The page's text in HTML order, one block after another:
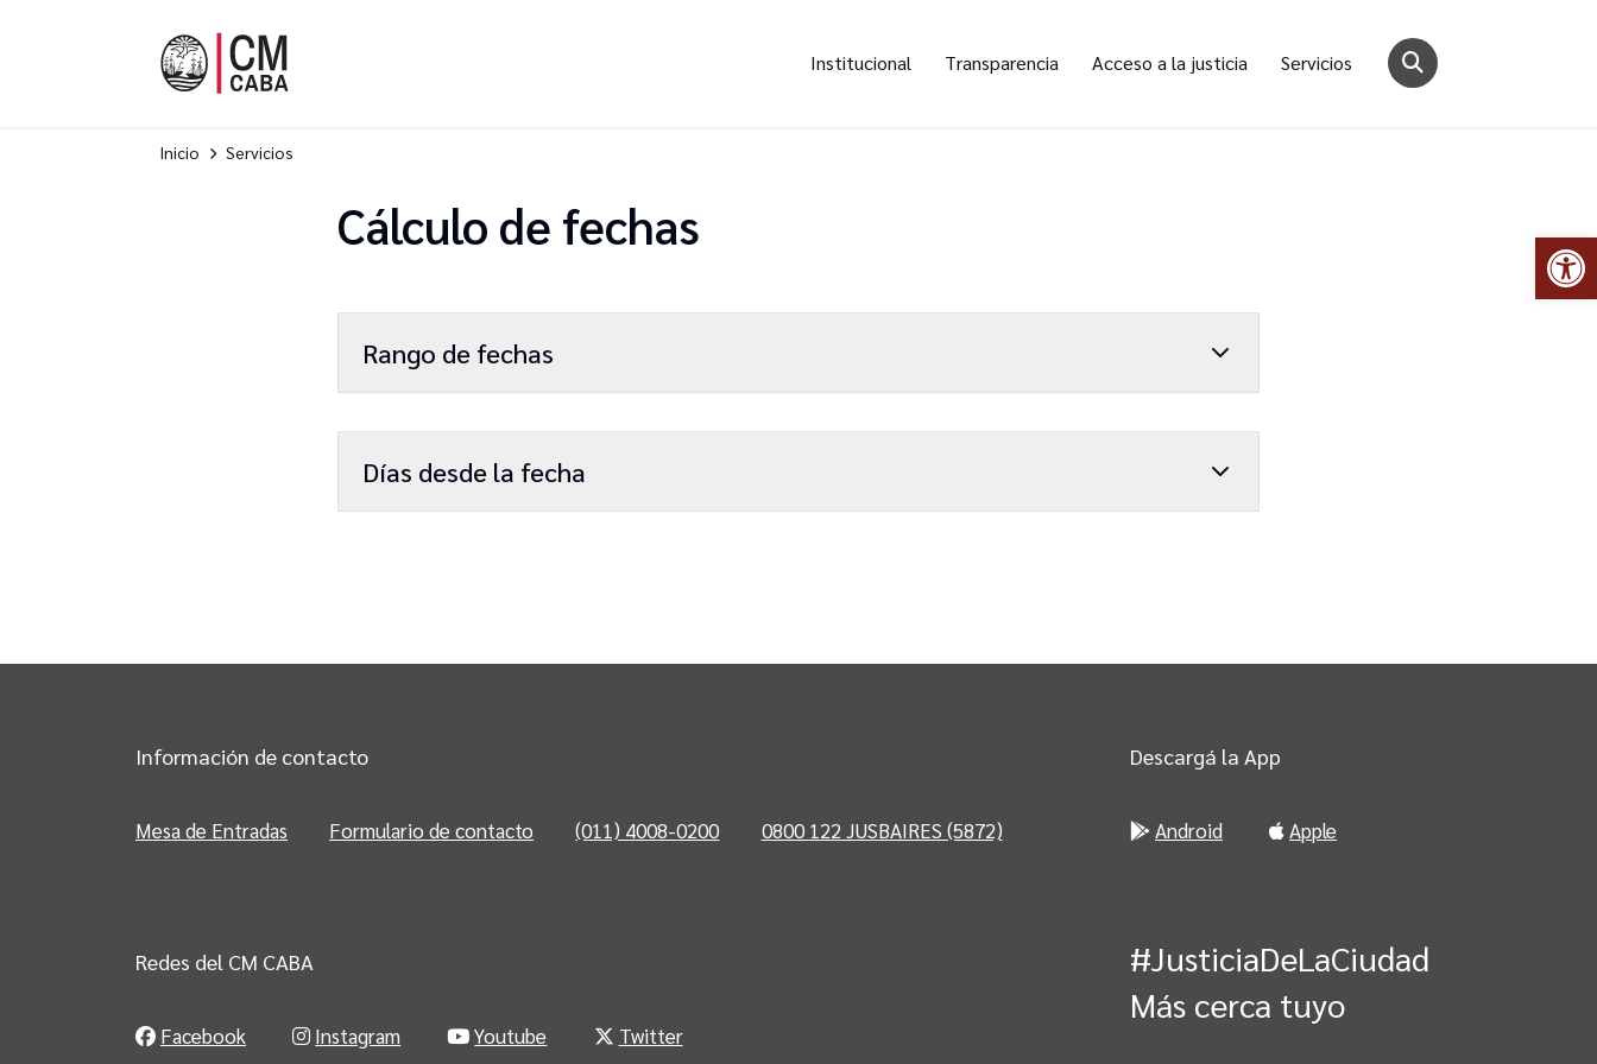
Institucional Transparencia Acceso a la justicia Servicios
Inicio Servicios
Cálculo de fechas
Rango de fechas
Días desde la fecha
Información de contacto
Mesa de Entradas Formulario de contacto (011) 4008-0200 0800 122 JUSBAIRES (5872)
Descargá la App
Android Apple
Redes del CM CABA
Facebook Instagram Youtube Twitter
#JusticiaDeLaCiudad
Más cerca tuyo